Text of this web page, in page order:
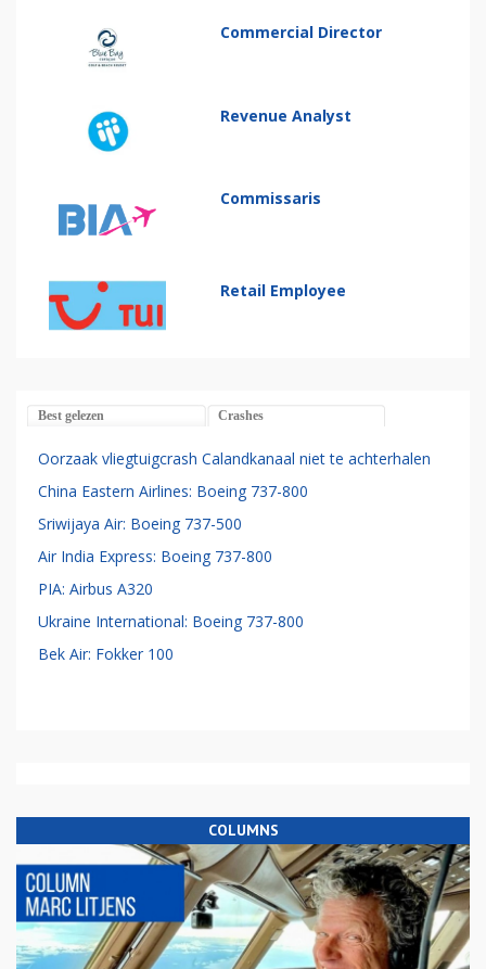
Commercial Director
Revenue Analyst
Commissaris
Retail Employee
Best gelezen Crashes
Oorzaak vliegtuigcrash Calandkanaal niet te achterhalen
China Eastern Airlines: Boeing 737-800
Sriwijaya Air: Boeing 737-500
Air India Express: Boeing 737-800
PIA: Airbus A320
Ukraine International: Boeing 737-800
Bek Air: Fokker 100
COLUMNS